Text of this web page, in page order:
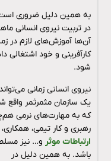
به همین دلیل ضروری است تا
در تربیت نیروی انسانی ماهر به
آن‌ها آموزش‌های لازم در زمینه
کارآفرینی و خود اشتغالی داده
شود.
نیروی انسانی زمانی می‌تواند در
یک سازمان مثمرثمر واقع شود
که به مهارت‌های نرمی هم‌چون
رهبری و کار تیمی، همکاری،
ارتباطات موثرو… نیز مسلط
باشد. به همین دلیل در